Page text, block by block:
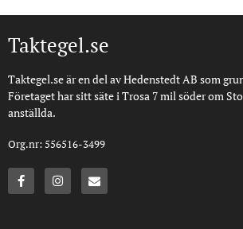
Taktegel.se
Taktegel.se är en del av Hedenstedt AB som
Företaget har sitt säte i Trosa 7 mil söder om
anställda.
Org.nr: 556516-3499